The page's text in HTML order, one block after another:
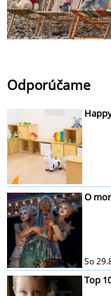
Odporúčame
O
So
Top